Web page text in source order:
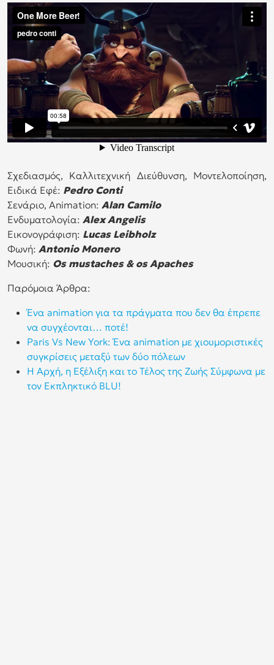
Σχεδιασμός, Καλλιτεχνική Διεύθυνση, Μοντελοποίηση,
Ειδικά Εφέ: Pedro Conti
Σενάριο, Animation: Alan Camilo
Ενδυματολογία: Alex Angelis
Εικονογράφιση: Lucas Leibholz
Φωνή: Antonio Monero
Μουσική: Os mustaches & os Apaches
Παρόμοια Άρθρα:
Ένα animation για τα πράγματα που δεν θα έπρεπε
να συγχέονται… ποτέ!
Paris Vs New York: Ένα animation με χιουμοριστικές
συγκρίσεις μεταξύ των δύο πόλεων
Η Αρχή, η Εξέλιξη και το Τέλος της Ζωής Σύμφωνα με
τον Εκπληκτικό BLU!